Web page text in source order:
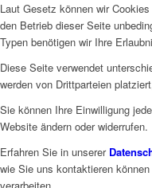
Laut Gesetz können wir
den Betrieb dieser Seite
Typen benötigen wir Ihre
Diese Seite verwendet
werden von Drittparteien
Sie können Ihre Einwilligung
Website ändern oder widerrufen.
Erfahren Sie in unserer
wie Sie uns kontaktieren